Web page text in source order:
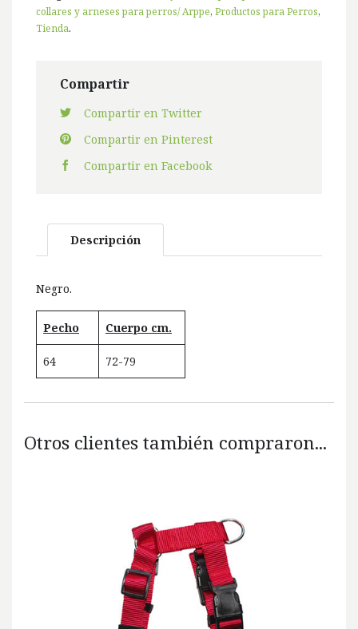
collares y arneses para perros/ Arppe, Productos para Perros,
Tienda.
Compartir
Compartir en Twitter
Compartir en Pinterest
Compartir en Facebook
Descripción
Negro.
Pecho Cuerpo cm.
64 72-79
Otros clientes también compraron...